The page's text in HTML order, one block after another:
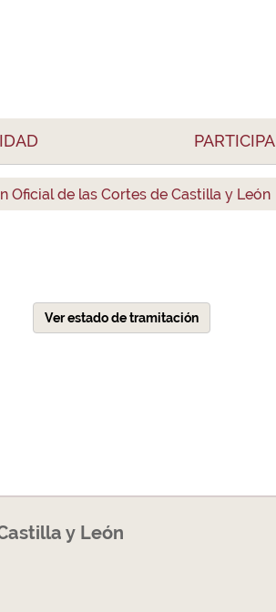
PARTICIPA
Oficial de las Cortes de Castilla y León
Ver estado de tramitación
y León